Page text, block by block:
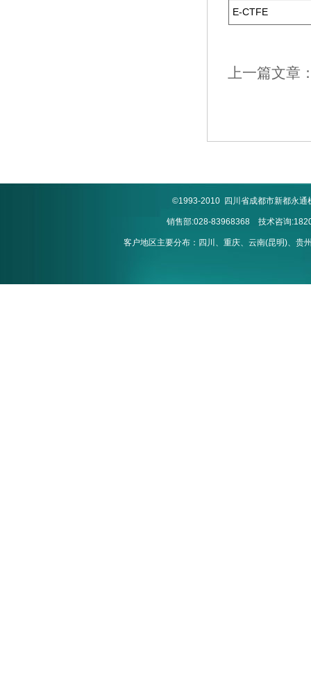
E-CTFE
上一篇文章
©1993-2010 四川省成都市新都永
销售部:028-83968368 技术咨询
客户地区主要分布：四川、重庆、云南(昆明)、贵